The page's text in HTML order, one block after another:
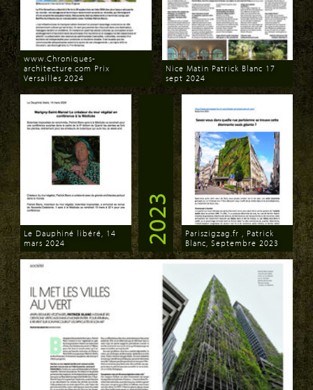
Download
www.Chroniques-
architecture.com Prix
Versailles 2024
Download
Nice Matin Patrick Blanc 17
sept 2024
Download
Le Dauphiné libéré, 14
mars 2024
2023
Download
Pariszigzag.fr , Patrick
Blanc, Septembre 2023